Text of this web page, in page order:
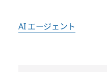
AI エージェント